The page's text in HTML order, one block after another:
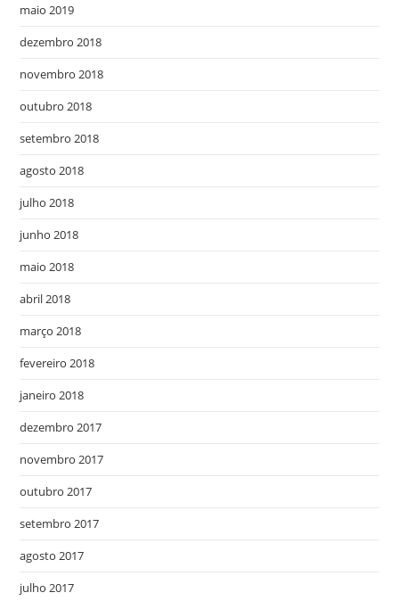
maio 2019
dezembro 2018
novembro 2018
outubro 2018
setembro 2018
agosto 2018
julho 2018
junho 2018
maio 2018
abril 2018
março 2018
fevereiro 2018
janeiro 2018
dezembro 2017
novembro 2017
outubro 2017
setembro 2017
agosto 2017
julho 2017